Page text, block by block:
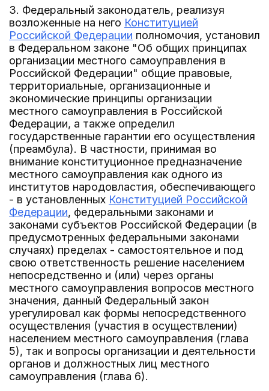
3. Федеральный законодатель, реализуя
возложенные на него Конституцией
Российской Федерации полномочия, установил
в Федеральном законе "Об общих принципах
организации местного самоуправления в
Российской Федерации" общие правовые,
территориальные, организационные и
экономические принципы организации
местного самоуправления в Российской
Федерации, а также определил
государственные гарантии его осуществления
(преамбула). В частности, принимая во
внимание конституционное предназначение
местного самоуправления как одного из
институтов народовластия, обеспечивающего
- в установленных Конституцией Российской
Федерации, федеральными законами и
законами субъектов Российской Федерации (в
предусмотренных федеральными законами
случаях) пределах - самостоятельное и под
свою ответственность решение населением
непосредственно и (или) через органы
местного самоуправления вопросов местного
значения, данный Федеральный закон
урегулировал как формы непосредственного
осуществления (участия в осуществлении)
населением местного самоуправления (глава
5), так и вопросы организации и деятельности
органов и должностных лиц местного
самоуправления (глава 6).